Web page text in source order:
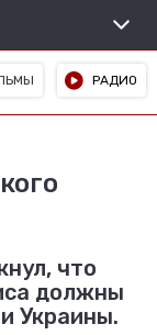
РАДИО
что
должны
Украины.